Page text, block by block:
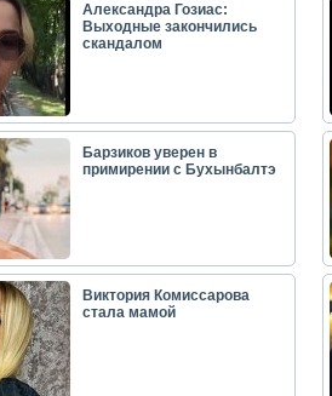
Александра Гозиас:
Выходные закончились
скандалом
Барзиков уверен в
примирении с Бухынбалтэ
Виктория Комиссарова
стала мамой